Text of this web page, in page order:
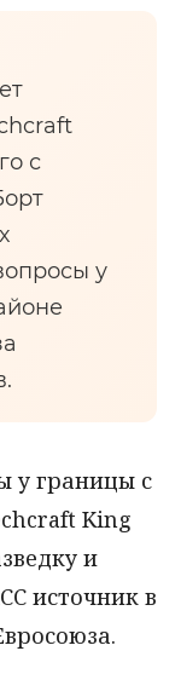
с
у
у границы с
King
и
источник в